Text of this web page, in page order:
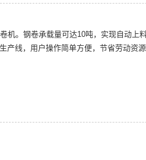
机。钢卷承载量可达10吨，实现自动上
产线，用户操作简单方便，节省劳动资源